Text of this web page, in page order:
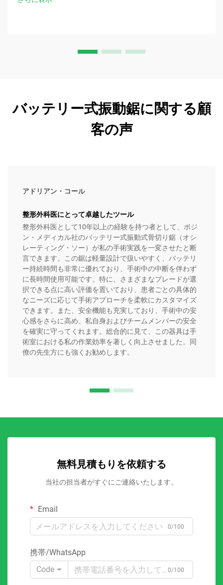
バッテリー式振動鋸に関する顧
客の声
アドリアン・コール
整形外科医にとって卓越したツール
整形外科医として10年以上の経験を持つ者として、ボジ
ン・メディカル社のバッテリー式振動式骨切り鋸（オシ
レーティング・ソー）が私の手術実践を一変させたと断
言できます。この鋸は軽量設計で扱いやすく、バッテリ
ー持続時間も非常に優れており、手術中の中断を伴わず
に長時間使用可能です。特に、さまざまなブレードが選
択できる点に高い評価を置いており、患者ごとの具体的
なニーズに応じて手術アプローチを柔軟にカスタマイズ
できます。また、安全機能も充実しており、手術中の安
心感をさらに高め、私自身およびチームメンバーの安全
を確実に守ってくれます。総合的に見て、この器具は手
術室における私の作業効率を著しく向上させました。同
僚の先生方にも強くお勧めします。
無料見積もりを依頼する
当社の担当者がすぐにご連絡いたします。
Email
0/100
携帯/WhatsApp
Code
0/100